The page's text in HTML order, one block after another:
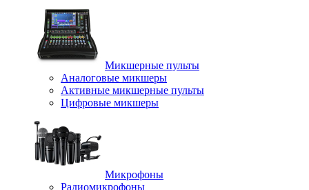
Микшерные пульты
Аналоговые микшеры
Активные микшерные пульты
Цифровые микшеры
Микрофоны
Радиомикрофоны